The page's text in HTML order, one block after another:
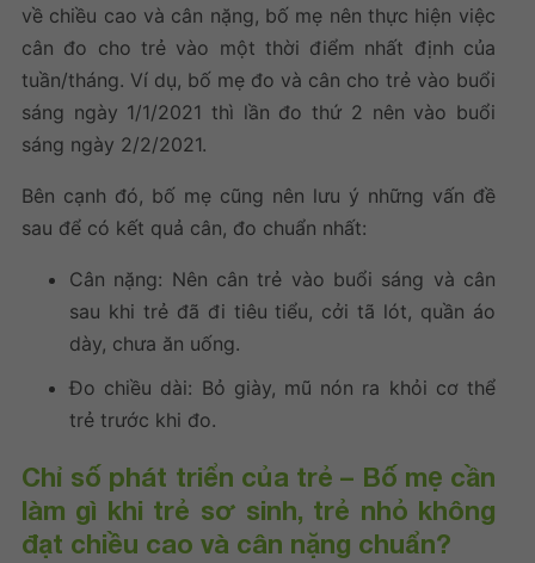
về chiều cao và cân nặng, bố mẹ nên thực hiện việc
cân đo cho trẻ vào một thời điểm nhất định của
tuần/tháng. Ví dụ, bố mẹ đo và cân cho trẻ vào buổi
sáng ngày 1/1/2021 thì lần đo thứ 2 nên vào buổi
sáng ngày 2/2/2021.
Bên cạnh đó, bố mẹ cũng nên lưu ý những vấn đề
sau để có kết quả cân, đo chuẩn nhất:
Cân nặng: Nên cân trẻ vào buổi sáng và cân
sau khi trẻ đã đi tiêu tiểu, cởi tã lót, quần áo
dày, chưa ăn uống.
Đo chiều dài: Bỏ giày, mũ nón ra khỏi cơ thể
trẻ trước khi đo.
Chỉ số phát triển của trẻ – Bố mẹ cần
làm gì khi trẻ sơ sinh, trẻ nhỏ không
đạt chiều cao và cân nặng chuẩn?